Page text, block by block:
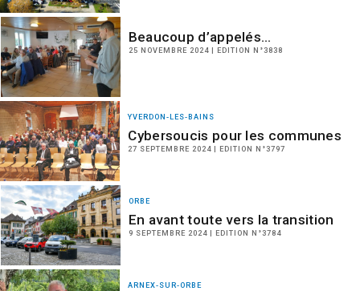
Beaucoup d’appelés…
25 NOVEMBRE 2024 | EDITION N°3838
YVERDON-LES-BAINS
Cybersoucis pour les communes
27 SEPTEMBRE 2024 | EDITION N°3797
ORBE
En avant toute vers la transition
9 SEPTEMBRE 2024 | EDITION N°3784
ARNEX-SUR-ORBE